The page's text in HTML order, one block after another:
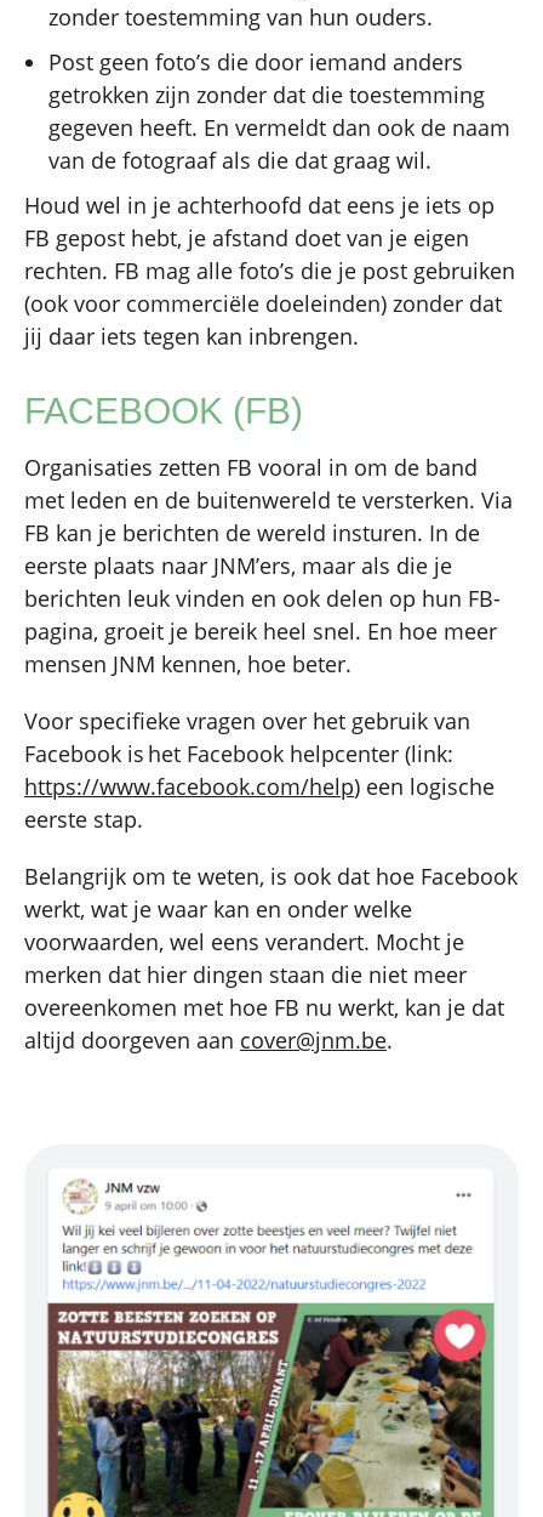
zonder toestemming van hun ouders.
Post geen foto’s die door iemand anders
getrokken zijn zonder dat die toestemming
gegeven heeft. En vermeldt dan ook de naam
van de fotograaf als die dat graag wil.
Houd wel in je achterhoofd dat eens je iets op
FB gepost hebt, je afstand doet van je eigen
rechten. FB mag alle foto’s die je post gebruiken
(ook voor commerciële doeleinden) zonder dat
jij daar iets tegen kan inbrengen.
FACEBOOK (FB)
Organisaties zetten FB vooral in om de band
met leden en de buitenwereld te versterken. Via
FB kan je berichten de wereld insturen. In de
eerste plaats naar JNM’ers, maar als die je
berichten leuk vinden en ook delen op hun FB-
pagina, groeit je bereik heel snel. En hoe meer
mensen JNM kennen, hoe beter.
Voor specifieke vragen over het gebruik van
Facebook is het Facebook helpcenter (link:
https://www.facebook.com/help) een logische
eerste stap.
Belangrijk om te weten, is ook dat hoe Facebook
werkt, wat je waar kan en onder welke
voorwaarden, wel eens verandert. Mocht je
merken dat hier dingen staan die niet meer
overeenkomen met hoe FB nu werkt, kan je dat
altijd doorgeven aan cover@jnm.be.